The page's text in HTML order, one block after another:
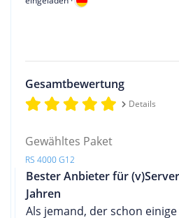
Gesamtbewertung
Details
Gewähltes Paket
RS 4000 G12
Bester Anbieter für
Jahren
Als jemand, der schon